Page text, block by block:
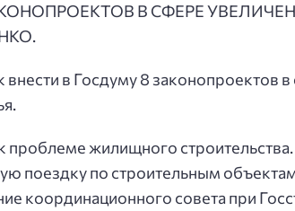
В СФЕРЕ
в Госдуму 8 законопроектов в
проблеме жилищного
поездку по строительным
координационного совета при